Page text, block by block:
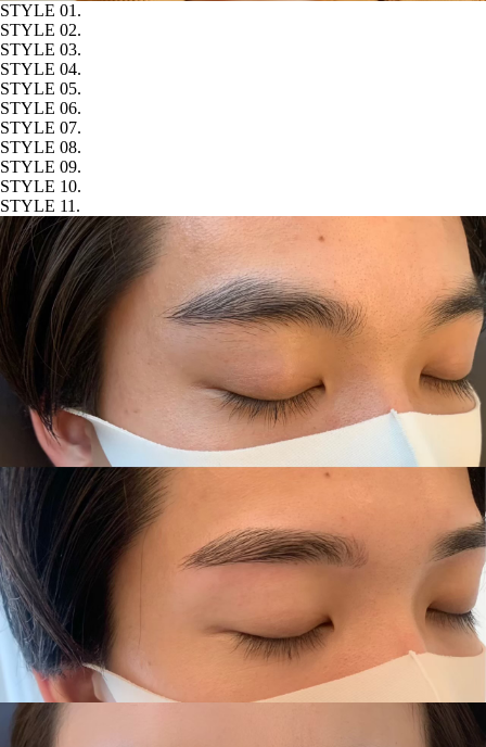
STYLE 01.
STYLE 02.
STYLE 03.
STYLE 04.
STYLE 05.
STYLE 06.
STYLE 07.
STYLE 08.
STYLE 09.
STYLE 10.
STYLE 11.